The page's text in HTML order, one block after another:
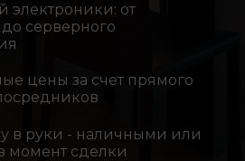
электроники: от
серверного
цены за счет прямого
в руки - наличными или
момент сделки